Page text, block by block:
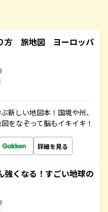
方 旅地図 ヨーロッパ
新しい地図本！国境や州、
をなぞって脳もイキイキ！
詳細を見る
強くなる！すごい地球の